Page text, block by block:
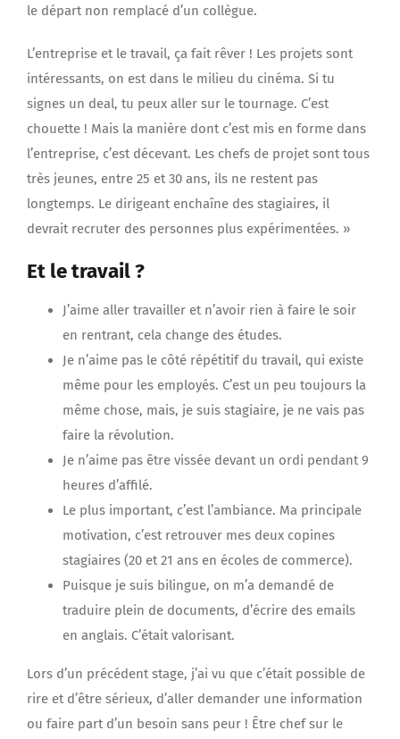
le départ non remplacé d’un collègue.
L’entreprise et le travail, ça fait rêver ! Les projets sont
intéressants, on est dans le milieu du cinéma. Si tu
signes un deal, tu peux aller sur le tournage. C’est
chouette ! Mais la manière dont c’est mis en forme dans
l’entreprise, c’est décevant. Les chefs de projet sont tous
très jeunes, entre 25 et 30 ans, ils ne restent pas
longtemps. Le dirigeant enchaîne des stagiaires, il
devrait recruter des personnes plus expérimentées. »
Et le travail ?
J’aime aller travailler et n’avoir rien à faire le soir
en rentrant, cela change des études.
Je n’aime pas le côté répétitif du travail, qui existe
même pour les employés. C’est un peu toujours la
même chose, mais, je suis stagiaire, je ne vais pas
faire la révolution.
Je n’aime pas être vissée devant un ordi pendant 9
heures d’affilé.
Le plus important, c’est l’ambiance. Ma principale
motivation, c’est retrouver mes deux copines
stagiaires (20 et 21 ans en écoles de commerce).
Puisque je suis bilingue, on m’a demandé de
traduire plein de documents, d’écrire des emails
en anglais. C’était valorisant.
Lors d’un précédent stage, j’ai vu que c’était possible de
rire et d’être sérieux, d’aller demander une information
ou faire part d’un besoin sans peur ! Être chef sur le